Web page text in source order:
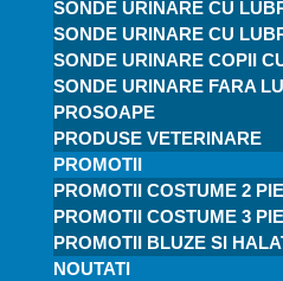
SONDE URINARE CU
SONDE URINARE CU
SONDE URINARE COPII
SONDE URINARE FARA
PROSOAPE
PRODUSE VETERINARE
PROMOTII
PROMOTII COSTUME 2
PROMOTII COSTUME 3
PROMOTII BLUZE SI
NOUTATI